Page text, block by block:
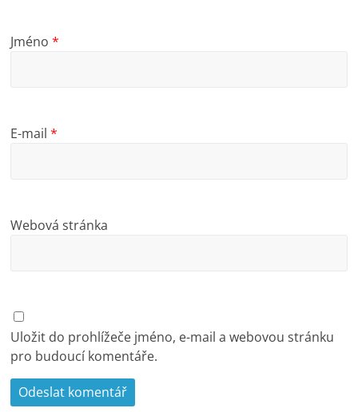
Jméno*
E-mail*
Webová stránka
Uložit do prohlížeče jméno, e-mail a webovou stránku
pro budoucí komentáře.